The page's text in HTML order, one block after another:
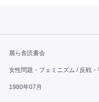
麗ら舎読書会
女性問題・フェミニズム / 反戦・
1980年07月